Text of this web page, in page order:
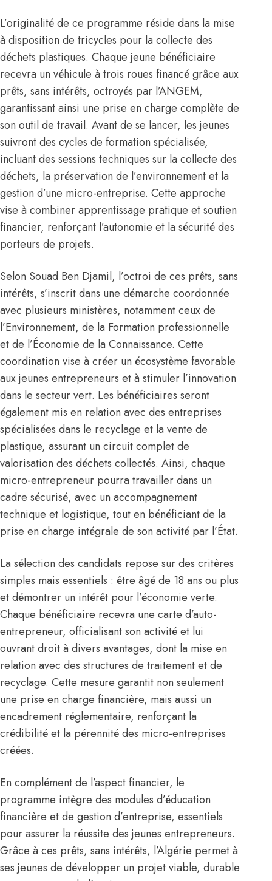
L’originalité de ce programme réside dans la mise
à disposition de tricycles pour la collecte des
déchets plastiques. Chaque jeune bénéficiaire
recevra un véhicule à trois roues financé grâce aux
prêts, sans intérêts, octroyés par l’ANGEM,
garantissant ainsi une prise en charge complète de
son outil de travail. Avant de se lancer, les jeunes
suivront des cycles de formation spécialisée,
incluant des sessions techniques sur la collecte des
déchets, la préservation de l’environnement et la
gestion d’une micro-entreprise. Cette approche
vise à combiner apprentissage pratique et soutien
financier, renforçant l’autonomie et la sécurité des
porteurs de projets.
Selon Souad Ben Djamil, l’octroi de ces prêts, sans
intérêts, s’inscrit dans une démarche coordonnée
avec plusieurs ministères, notamment ceux de
l’Environnement, de la Formation professionnelle
et de l’Économie de la Connaissance. Cette
coordination vise à créer un écosystème favorable
aux jeunes entrepreneurs et à stimuler l’innovation
dans le secteur vert. Les bénéficiaires seront
également mis en relation avec des entreprises
spécialisées dans le recyclage et la vente de
plastique, assurant un circuit complet de
valorisation des déchets collectés. Ainsi, chaque
micro-entrepreneur pourra travailler dans un
cadre sécurisé, avec un accompagnement
technique et logistique, tout en bénéficiant de la
prise en charge intégrale de son activité par l’État.
La sélection des candidats repose sur des critères
simples mais essentiels : être âgé de 18 ans ou plus
et démontrer un intérêt pour l’économie verte.
Chaque bénéficiaire recevra une carte d’auto-
entrepreneur, officialisant son activité et lui
ouvrant droit à divers avantages, dont la mise en
relation avec des structures de traitement et de
recyclage. Cette mesure garantit non seulement
une prise en charge financière, mais aussi un
encadrement réglementaire, renforçant la
crédibilité et la pérennité des micro-entreprises
créées.
En complément de l’aspect financier, le
programme intègre des modules d’éducation
financière et de gestion d’entreprise, essentiels
pour assurer la réussite des jeunes entrepreneurs.
Grâce à ces prêts, sans intérêts, l’Algérie permet à
ses jeunes de développer un projet viable, durable